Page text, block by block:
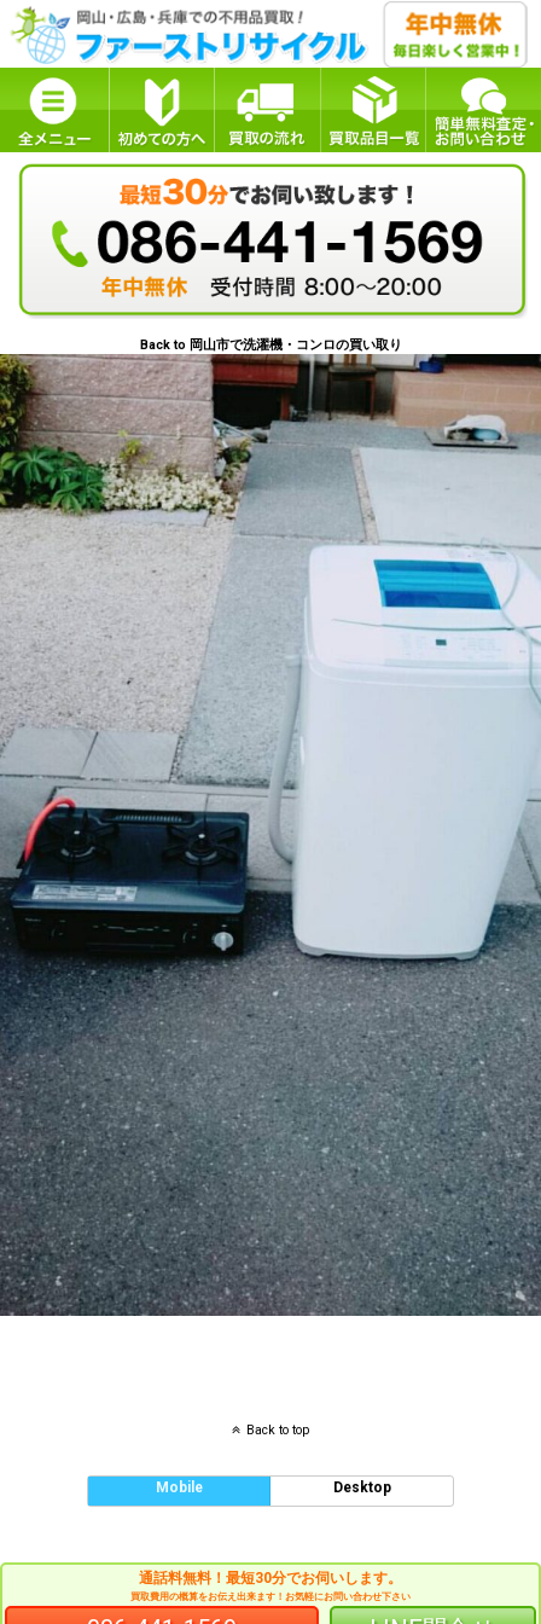
Back to 岡山市で洗濯機・コンロの買い取り
Back to top
Mobile Desktop
通話料無料！最短30分でお伺いします。
買取費用の概算をお伝え出来ます！お気軽にお問い合わせ下さい